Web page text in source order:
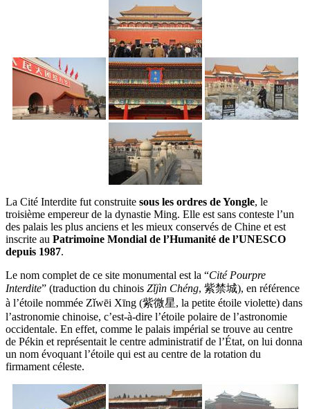
La Cité Interdite fut construite sous les ordres de Yongle, le
troisième empereur de la dynastie Ming. Elle est sans conteste l’un
des palais les plus anciens et les mieux conservés de Chine et est
inscrite au Patrimoine Mondial de l’Humanité de l’UNESCO
depuis 1987.
Le nom complet de ce site monumental est la “Cité Pourpre
Interdite” (traduction du chinois Zǐjìn Chéng, 紫禁城), en référence
à l’étoile nommée Zǐwēi Xīng (紫微星, la petite étoile violette) dans
l’astronomie chinoise, c’est-à-dire l’étoile polaire de l’astronomie
occidentale. En effet, comme le palais impérial se trouve au centre
de Pékin et représentait le centre administratif de l’État, on lui donna
un nom évoquant l’étoile qui est au centre de la rotation du
firmament céleste.